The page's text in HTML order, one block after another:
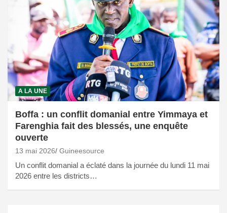
A LA UNE
Boffa : un conflit domanial entre Yimmaya et
Farenghia fait des blessés, une enquête
ouverte
13 mai 2026 Guineesource
Un conflit domanial a éclaté dans la journée du lundi 11 mai
2026 entre les districts…